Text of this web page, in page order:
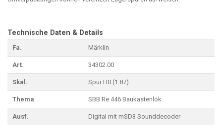
Technische Daten & Details
Fa. Märklin
Art. 34302.00
Skal. Spur H0 (1:87)
Thema SBB Re 446 Baukastenlok
Ausf. Digital mit mSD3 Sounddecoder